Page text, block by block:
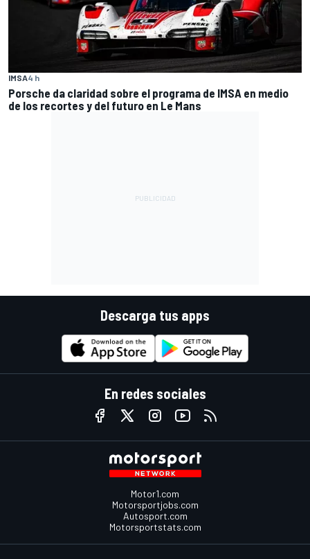
IMSA4 h
Porsche da claridad sobre el programa de IMSA en medio
de los recortes y del futuro en Le Mans
Descarga tus apps
En redes sociales
Motor1.com
Motorsportjobs.com
Autosport.com
Motorsportstats.com